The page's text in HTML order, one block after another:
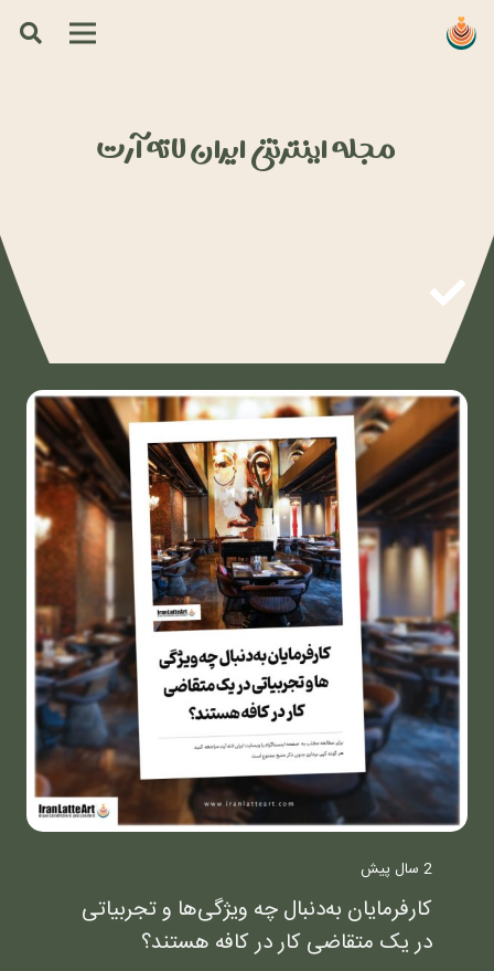
مجله اینترنتی ایران لاته آرت
2 سال پیش
کارفرمایان به‌دنبال چه ویژگی‌ها و تجربیاتی
در یک متقاضی کار در کافه هستند؟